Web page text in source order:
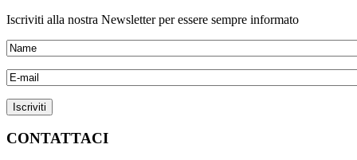
Iscriviti alla nostra Newsletter per essere sempre informato
CONTATTACI